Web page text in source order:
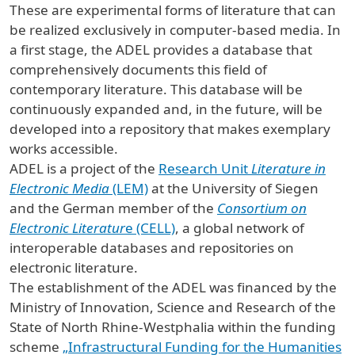
These are experimental forms of literature that can
be realized exclusively in computer-based media. In
a first stage, the ADEL provides a database that
comprehensively documents this field of
contemporary literature. This database will be
continuously expanded and, in the future, will be
developed into a repository that makes exemplary
works accessible.
ADEL is a project of the Research UnitLiterature in
Electronic Media(LEM)at the University of Siegen
and the German member of the Consortium on
Electronic Literature (CELL), a global network of
interoperable databases and repositories on
electronic literature.
The establishment of the ADEL was financed by the
Ministry of Innovation, Science and Research of the
State of North Rhine-Westphalia within the funding
scheme „Infrastructural Funding for the Humanities